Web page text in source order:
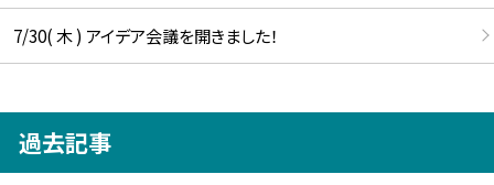
7/30( 木 ) アイデア会議を開きました！
過去記事